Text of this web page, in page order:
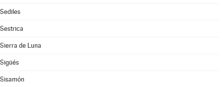
Sediles
Sestrica
Sierra de Luna
Sigüés
Sisamón